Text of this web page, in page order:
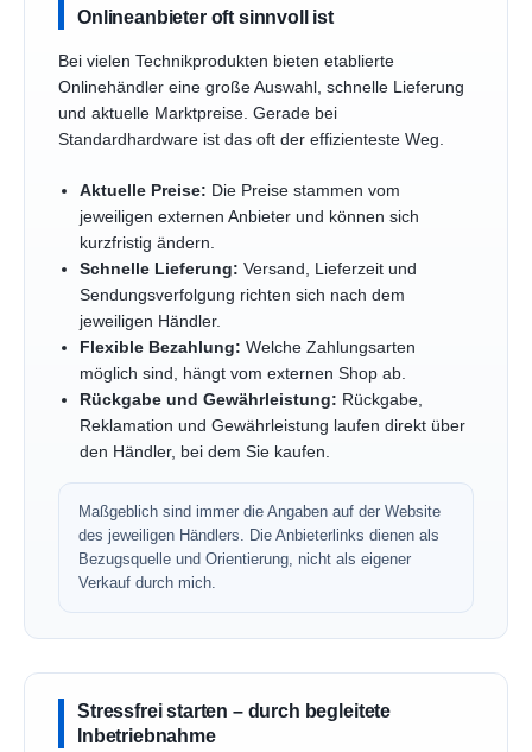
Onlineanbieter oft sinnvoll ist
Bei vielen Technikprodukten bieten etablierte
Onlinehändler eine große Auswahl, schnelle Lieferung
und aktuelle Marktpreise. Gerade bei
Standardhardware ist das oft der effizienteste Weg.
Aktuelle Preise: Die Preise stammen vom
jeweiligen externen Anbieter und können sich
kurzfristig ändern.
Schnelle Lieferung: Versand, Lieferzeit und
Sendungsverfolgung richten sich nach dem
jeweiligen Händler.
Flexible Bezahlung: Welche Zahlungsarten
möglich sind, hängt vom externen Shop ab.
Rückgabe und Gewährleistung: Rückgabe,
Reklamation und Gewährleistung laufen direkt über
den Händler, bei dem Sie kaufen.
Maßgeblich sind immer die Angaben auf der Website
des jeweiligen Händlers. Die Anbieterlinks dienen als
Bezugsquelle und Orientierung, nicht als eigener
Verkauf durch mich.
Stressfrei starten – durch begleitete
Inbetriebnahme